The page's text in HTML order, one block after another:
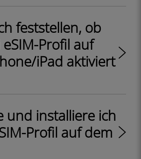
feststellen, ob
Profil auf
iPad aktiviert
und installiere ich
Profil auf dem